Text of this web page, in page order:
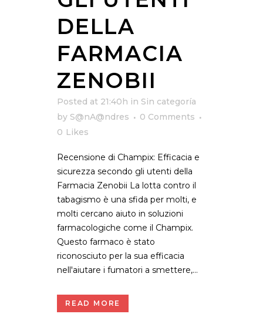
DELLA
FARMACIA
ZENOBII
Posted at 21:40h in Sin categoría
by S@nA@ndres
0 Comments
0 Likes
Recensione di Champix: Efficacia e
sicurezza secondo gli utenti della
Farmacia Zenobii La lotta contro il
tabagismo è una sfida per molti, e
molti cercano aiuto in soluzioni
farmacologiche come il Champix.
Questo farmaco è stato
riconosciuto per la sua efficacia
nell'aiutare i fumatori a smettere,...
READ MORE